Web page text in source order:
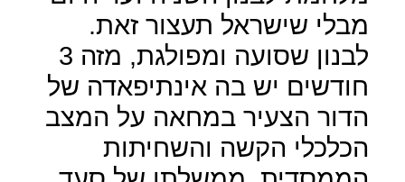
מבלי שישראל תעצור זאת.
לבנון שסועה ומפולגת, מזה 3
חודשים יש בה אינתיפאדה של
הדור הצעיר במחאה על המצב
הכלכלי הקשה והשחיתות